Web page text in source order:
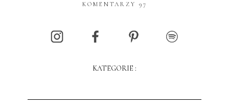
KOMENTARZY 97
KATEGORIE :